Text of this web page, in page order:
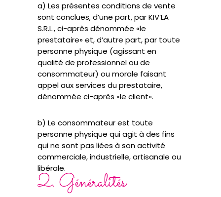
a) Les présentes conditions de vente
sont conclues, d’une part, par KIV’LA
S.R.L., ci-après dénommée «le
prestataire» et, d’autre part, par toute
personne physique (agissant en
qualité de professionnel ou de
consommateur) ou morale faisant
appel aux services du prestataire,
dénommée ci-après «le client».
b) Le consommateur est toute
personne physique qui agit à des fins
qui ne sont pas liées à son activité
commerciale, industrielle, artisanale ou
libérale.
2. Généralités